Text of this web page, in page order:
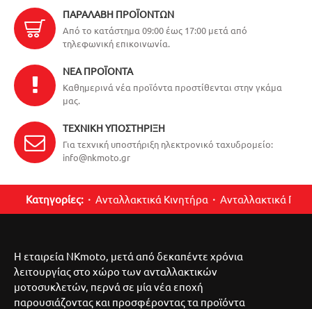
ΠΑΡΑΛΑΒΉ ΠΡΟΪΌΝΤΩΝ
Από το κατάστημα 09:00 έως 17:00 μετά από
τηλεφωνική επικοινωνία.
ΝΈΑ ΠΡΟΪΌΝΤΑ
Καθημερινά νέα προϊόντα προστίθενται στην γκάμα
μας.
ΤΕΧΝΙΚΉ ΥΠΟΣΤΉΡΙΞΗ
Για τεχνική υποστήριξη ηλεκτρονικό ταχυδρομείο:
info@nkmoto.gr
Κατηγορίες: Ανταλλακτικά Κινητήρα Ανταλλακτικά
Η εταιρεία NKmoto, μετά από δεκαπέντε χρόνια
λειτουργίας στο χώρο των ανταλλακτικών
μοτοσυκλετών, περνά σε μία νέα εποχή
παρουσιάζοντας και προσφέροντας τα προϊόντα